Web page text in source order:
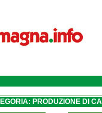
PRODUZIONE DI